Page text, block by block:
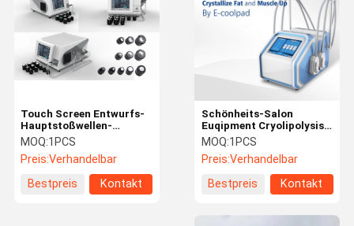
Schönheits-Salon
Euqipment Cryolipolysis
EMS Maschinen-CRYO
für Weilght-Verlust mit 4
Griffen
MOQ:1PCS
Preis:Verhandelbar
Bestpreis
Kontakt
Touch Screen Entwurfs-
Hauptstoßwellen-
Therapie-Maschine für
Behandlung der erektilen
Dysfunktion
MOQ:1PCS
Preis:Verhandelbar
Bestpreis
Kontakt